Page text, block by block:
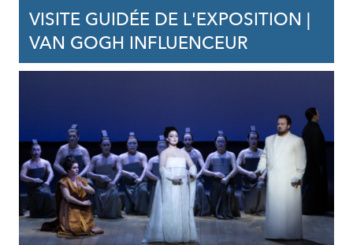
VISITE GUIDÉE DE L'EXPOSITION |
VAN GOGH INFLUENCEUR